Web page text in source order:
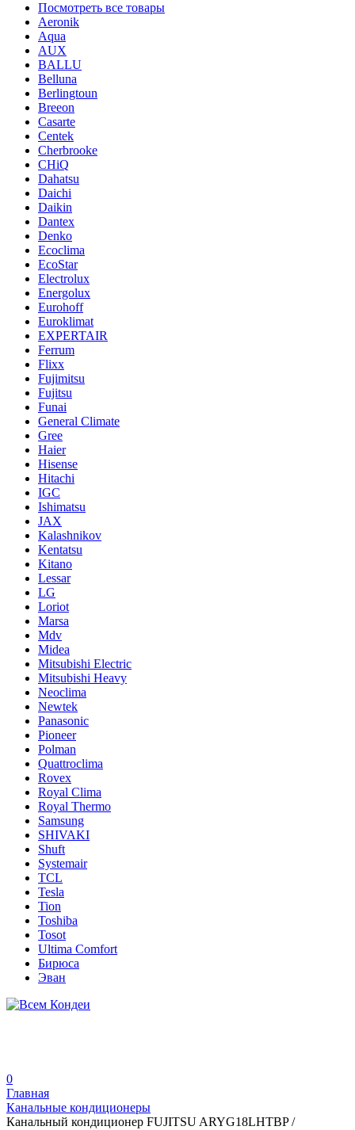
Посмотреть все товары
Aeronik
Aqua
AUX
BALLU
Belluna
Berlingtoun
Breeon
Casarte
Centek
Cherbrooke
CHiQ
Dahatsu
Daichi
Daikin
Dantex
Denko
Ecoclima
EcoStar
Electrolux
Energolux
Eurohoff
Euroklimat
EXPERTAIR
Ferrum
Flixx
Fujimitsu
Fujitsu
Funai
General Climate
Gree
Haier
Hisense
Hitachi
IGC
Ishimatsu
JAX
Kalashnikov
Kentatsu
Kitano
Lessar
LG
Loriot
Marsa
Mdv
Midea
Mitsubishi Electric
Mitsubishi Heavy
Neoclima
Newtek
Panasonic
Pioneer
Polman
Quattroclima
Rovex
Royal Clima
Royal Thermo
Samsung
SHIVAKI
Shuft
Systemair
TCL
Tesla
Tion
Toshiba
Tosot
Ultima Comfort
Бирюса
Эван
0
Главная
Канальные кондиционеры
Канальный кондиционер FUJITSU ARYG18LHTBP /